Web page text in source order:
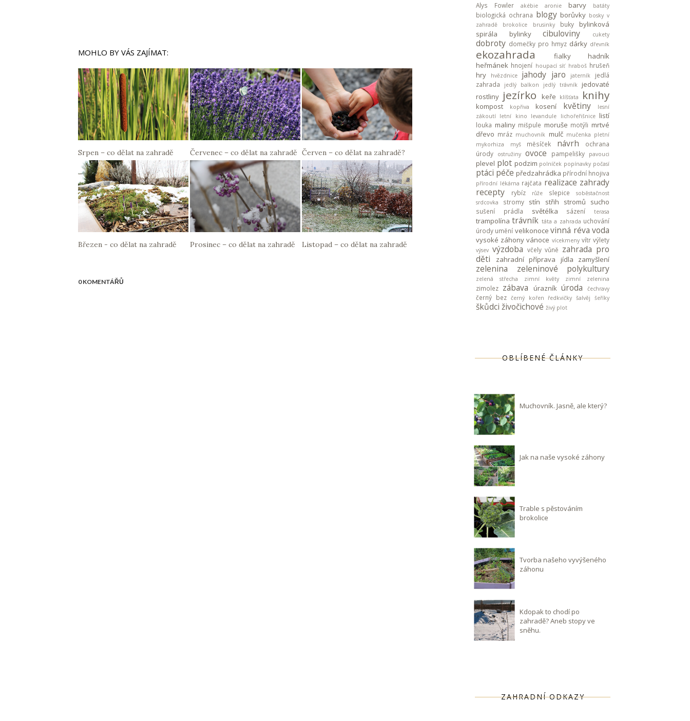
MOHLO BY VÁS ZAJÍMAT:
Srpen – co dělat na zahradě Červenec – co dělat na zahradě Červen – co dělat na zahradě?
Březen - co dělat na zahradě Prosinec – co dělat na zahradě Listopad – co dělat na zahradě
0 KOMENTÁŘŮ
Alys Fowler akébie aronie barvy batáty
biologická ochrana blogy borůvky bosky v
zahradě
brokolice brusinky buky
bylinková
spirála
bylinky cibuloviny cukety
dobroty domečky pro hmyz dárky dřevník
ekozahrada fialky
hadník
heřmánek hnojení houpací síť hraboš hrušeň
hry hvězdnice jahody jaro jaterník
jedlá
zahrada
jedlý balkon jedlý trávník jedovaté
rostliny jezírko keře klíšťata knihy
kompost kopřiva kosení květiny
lesní
zákoutí letní kino levandule lichořeřišnice listí
louka maliny mišpule moruše motýli mrtvé
dřevo mráz muchovník mulč mučenka pletní
mykorhiza
myš měsíček návrh
ochrana
úrody
ostružiny ovoce pampelišky pavouci
plevel plot podzim polníček popínavky počasí
ptáci péče předzahrádka přírodní hnojiva
přírodní lékárna rajčata realizace zahrady
recepty
rybíz růže slepice
soběstačnost
srdcovka
stromy stín střih stromů sucho
sušení prádla světélka sázení terasa
trampolína trávník táta a zahrada uchování
úrody umění velikonoce vinná réva voda
vysoké záhony vánoce vícekmeny vítr výlety
výsev výzdoba včely vůně zahrada pro
děti
zahradní příprava jídla zamyšlení
zelenina zeleninové polykultury
zelená střecha zimní květy zimní zelenina
zimolez zábava úrazník úroda čechravy
černý bez černý kořen ředkvičky šalvěj šeříky
škůdci živočichové živý plot
OBLÍBENÉ ČLÁNKY
Muchovník. Jasně, ale který?
Jak na naše vysoké záhony
Trable s pěstováním
brokolice
Tvorba našeho vyvýšeného
záhonu
Kdopak to chodí po
zahradě? Aneb stopy ve
sněhu.
ZAHRADNÍ ODKAZY